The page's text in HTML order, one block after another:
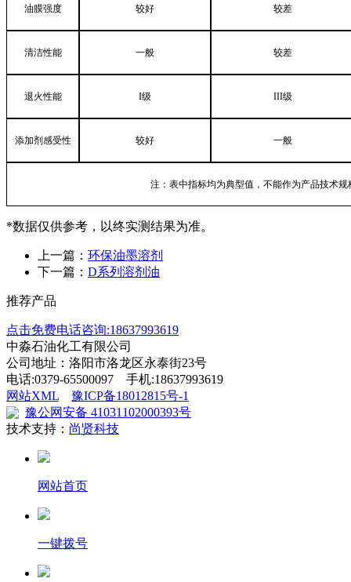
油膜强度 较好 较差
清洁性能 一般 较差
退火性能 I级 III级
添加剂感受性 较好 一般
注：表中指标均为典型值，不能作为产品技术
*数据仅供参考，以终实测结果为准。
上一篇： 环保油墨溶剂
下一篇： D系列溶剂油
推荐产品
点击免费电话咨询:18637993619
中淼石油化工有限公司
公司地址：洛阳市洛龙区永泰街23号
电话:0379-65500097 手机:18637993619
网站XML
豫ICP备18012815号-1
豫公网安备 41031102000393号
技术支持： 尚贤科技
网站首页
一键拨号